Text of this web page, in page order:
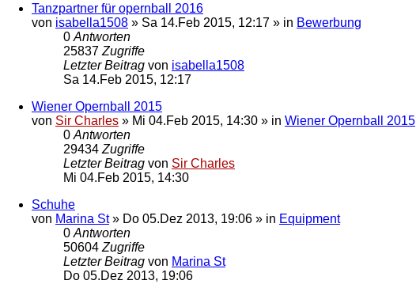
Tanzpartner für opernball 2016
von isabella1508 » Sa 14.Feb 2015, 12:17 » in Bewerbung
0 Antworten
25837 Zugriffe
Letzter Beitrag von isabella1508
Sa 14.Feb 2015, 12:17
Wiener Opernball 2015
von Sir Charles » Mi 04.Feb 2015, 14:30 » in Wiener Opernball 2015
0 Antworten
29434 Zugriffe
Letzter Beitrag von Sir Charles
Mi 04.Feb 2015, 14:30
Schuhe
von Marina St» Do 05.Dez 2013, 19:06 » in Equipment
0 Antworten
50604 Zugriffe
Letzter Beitrag von Marina St
Do 05.Dez 2013, 19:06